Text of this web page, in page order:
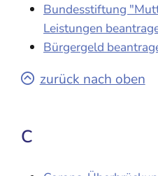
Bundesstiftung
Leistungen
Bürgergeld
zurück nach oben
C